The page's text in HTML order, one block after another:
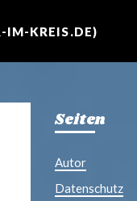
IM-KREIS.DE)
Seiten
Autor
Datenschutz